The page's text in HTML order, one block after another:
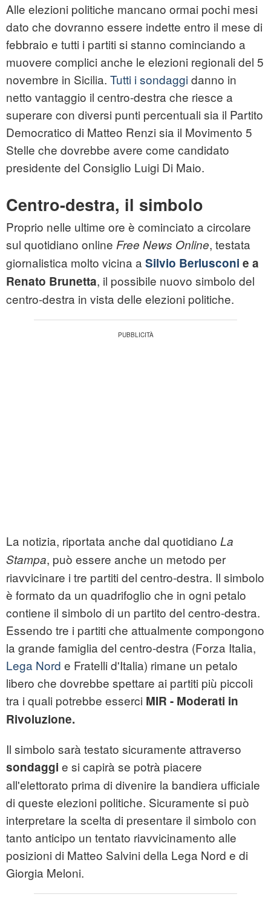
Alle elezioni politiche mancano ormai pochi mesi
dato che dovranno essere indette entro il mese di
febbraio e tutti i partiti si stanno cominciando a
muovere complici anche le elezioni regionali del 5
novembre in Sicilia. Tutti i sondaggidanno in
netto vantaggio il centro-destra che riesce a
superare con diversi punti percentuali sia il Partito
Democratico di Matteo Renzi sia il Movimento 5
Stelle che dovrebbe avere come candidato
presidente del Consiglio Luigi Di Maio.
Centro-destra, il simbolo
Proprio nelle ultime ore è cominciato a circolare
sul quotidiano online Free News Online, testata
giornalistica molto vicina a Silvio Berlusconi e a
Renato Brunetta, il possibile nuovo simbolo del
centro-destra in vista delle elezioni politiche.
La notizia, riportata anche dal quotidiano La
Stampa, può essere anche un metodo per
riavvicinare i tre partiti del centro-destra. Il simbolo
è formato da un quadrifoglio che in ogni petalo
contiene il simbolo di un partito del centro-destra.
Essendo tre i partiti che attualmente compongono
la grande famiglia del centro-destra (Forza Italia,
Lega Nord e Fratelli d'Italia) rimane un petalo
libero che dovrebbe spettare ai partiti più piccoli
tra i quali potrebbe esserci MIR - Moderati in
Rivoluzione.
Il simbolo sarà testato sicuramente attraverso
sondaggi e si capirà se potrà piacere
all'elettorato prima di divenire la bandiera ufficiale
di queste elezioni politiche. Sicuramente si può
interpretare la scelta di presentare il simbolo con
tanto anticipo un tentato riavvicinamento alle
posizioni di Matteo Salvini della Lega Nord e di
Giorgia Meloni.